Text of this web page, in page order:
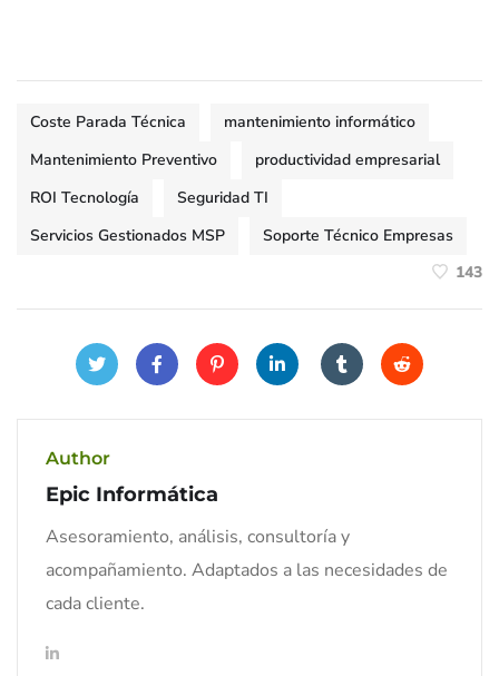
Coste Parada Técnica
mantenimiento informático
Mantenimiento Preventivo
productividad empresarial
ROI Tecnología
Seguridad TI
Servicios Gestionados MSP
Soporte Técnico Empresas
143
Author
Epic Informática
Asesoramiento, análisis, consultoría y
acompañamiento. Adaptados a las necesidades de
cada cliente.